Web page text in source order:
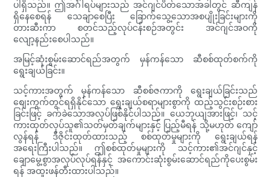
ပါရှိသည်။ ဤအင်္ဂါရပ်များသည် အင်ဂျင်ပိတ်သောအခါတွင် ဆီကျန်
ရှိနေစေရန် သေချာစေပြီး ခြောက်သွေ့သောအစပျိုးခြင်းများကို
တားဆီးကာ စတင်သည့်လုပ်ငန်းစဉ်အတွင်း အင်ဂျင်အဝကို
လျော့နည်းစေပါသည်။
အမြင့်ဆုံးစွမ်းဆောင်ရည်အတွက် မှန်ကန်သော ဆီစစ်ထုတ်စက်ကို
ရွေးချယ်ခြင်း။
သင့်ကားအတွက် မှန်ကန်သော ဆီစစ်ဇကာကို ရွေးချယ်ခြင်းသည်
စျေးကွက်တွင်ရရှိနိုင်သော ရွေးချယ်စရာများစွာကို ထည့်သွင်းစဉ်းစား
ခြင်းဖြင့် ခက်ခဲသောအလုပ်ဖြစ်နိုင်ပါသည်။ ယေဘုယျအားဖြင့်၊ သင့်
ကားထုတ်လုပ်သူ၏သတ်မှတ်ချက်များနှင့် ပြည့်မီရန် သို့မဟုတ် ကျော်
လွန်ရန် ဒီဇိုင်းထုတ်ထားသည့် စစ်ထုတ်မှုများကို ရွေးချယ်ရန်
အရေးကြီးပါသည်။ ဤစစ်ထုတ်မှုများကို သင့်ကား၏အင်ဂျင်နှင့်
ချောမွေ့စွာအလုပ်လုပ်ရန်နှင့် အကောင်းဆုံးစွမ်းဆောင်ရည်ကိုပေးစွမ်း
ရန် အထူးဖန်တီးထားပါသည်။